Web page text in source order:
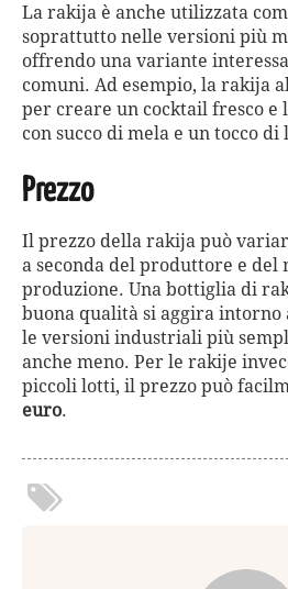
La rakija è anche utilizzata
soprattutto nelle versioni più
offrendo una variante
comuni. Ad esempio, la rakija
per creare un cocktail fresco e
con succo di mela e un tocco di
Prezzo
Il prezzo della rakija può
a seconda del produttore e del
produzione. Una bottiglia di
buona qualità si aggira intorno
le versioni industriali più
anche meno. Per le rakije
piccoli lotti, il prezzo può
euro.